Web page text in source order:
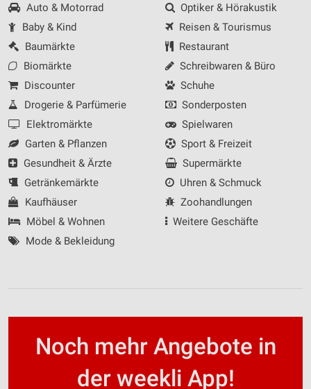
Auto & Motorrad
Baby & Kind
Baumärkte
Biomärkte
Discounter
Drogerie & Parfümerie
Elektromärkte
Garten & Pflanzen
Gesundheit & Ärzte
Getränkemärkte
Kaufhäuser
Möbel & Wohnen
Mode & Bekleidung
Optiker & Hörakustik
Reisen & Tourismus
Restaurant
Schreibwaren & Büro
Schuhe
Sonderposten
Spielwaren
Sport & Freizeit
Supermärkte
Uhren & Schmuck
Zoohandlungen
Weitere Geschäfte
Noch mehr Angebote in
der weekli App!